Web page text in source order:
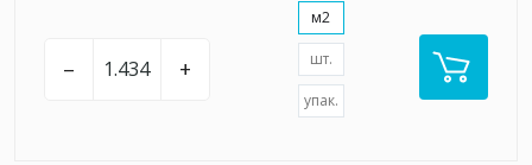
– +
м2
шт.
упак.